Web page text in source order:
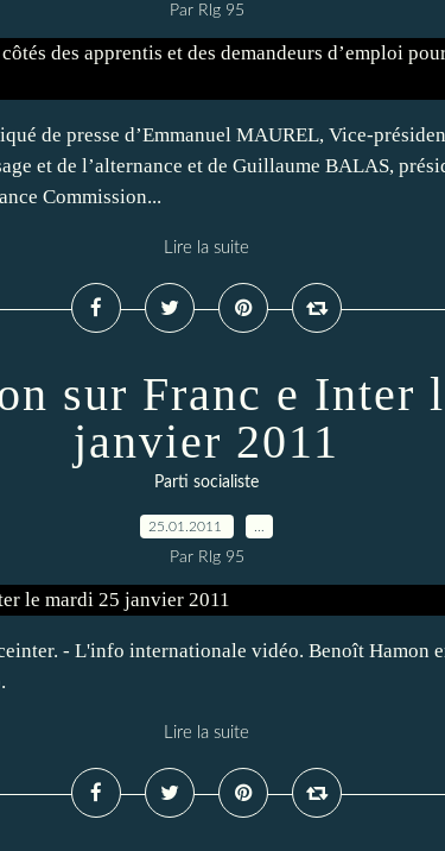
Par Rlg 95
de presse d’Emmanuel MAUREL, Vice-
et de l’alternance et de Guillaume BALAS,
Commission...
Lire la suite
sur Franc e Inter
janvier 2011
Parti socialiste
25.01.2011
Par Rlg 95
- L'info internationale vidéo. Benoît Hamon
Lire la suite